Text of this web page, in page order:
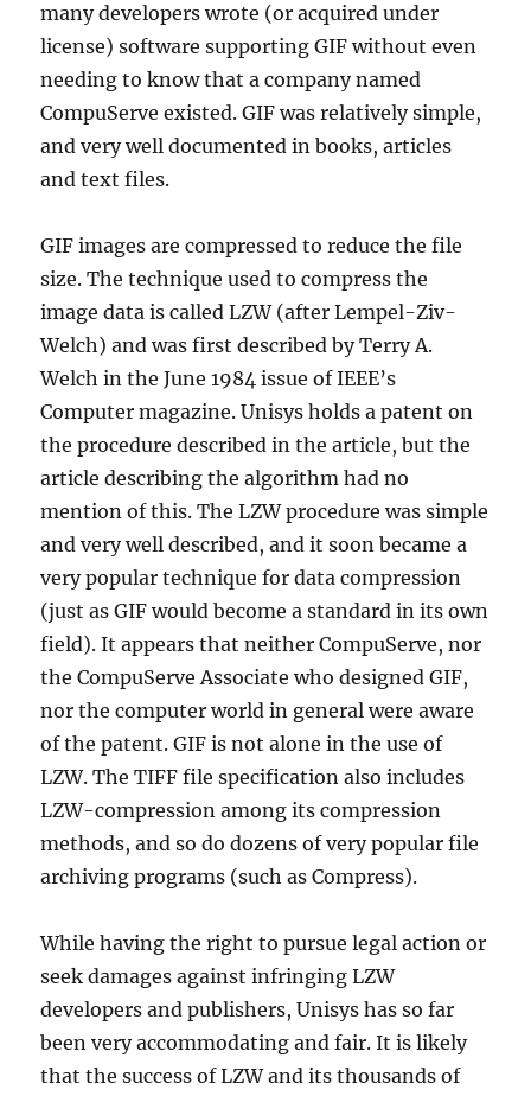
many developers wrote (or acquired under
license) software supporting GIF without even
needing to know that a company named
CompuServe existed. GIF was relatively simple,
and very well documented in books, articles
and text files.
GIF images are compressed to reduce the file
size. The technique used to compress the
image data is called LZW (after Lempel-Ziv-
Welch) and was first described by Terry A.
Welch in the June 1984 issue of IEEE’s
Computer magazine. Unisys holds a patent on
the procedure described in the article, but the
article describing the algorithm had no
mention of this. The LZW procedure was simple
and very well described, and it soon became a
very popular technique for data compression
(just as GIF would become a standard in its own
field). It appears that neither CompuServe, nor
the CompuServe Associate who designed GIF,
nor the computer world in general were aware
of the patent. GIF is not alone in the use of
LZW. The TIFF file specification also includes
LZW-compression among its compression
methods, and so do dozens of very popular file
archiving programs (such as Compress).
While having the right to pursue legal action or
seek damages against infringing LZW
developers and publishers, Unisys has so far
been very accommodating and fair. It is likely
that the success of LZW and its thousands of